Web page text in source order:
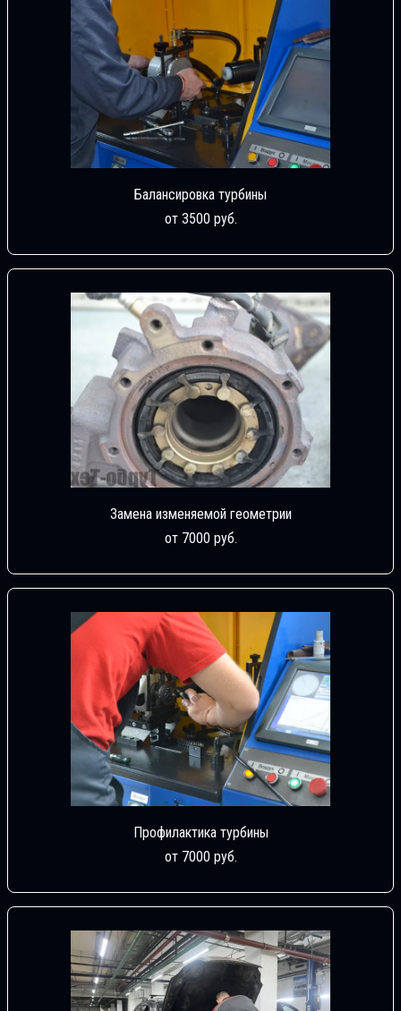
Балансировка турбины
от 3500 руб.
Замена изменяемой геометрии
от 7000 руб.
Профилактика турбины
от 7000 руб.